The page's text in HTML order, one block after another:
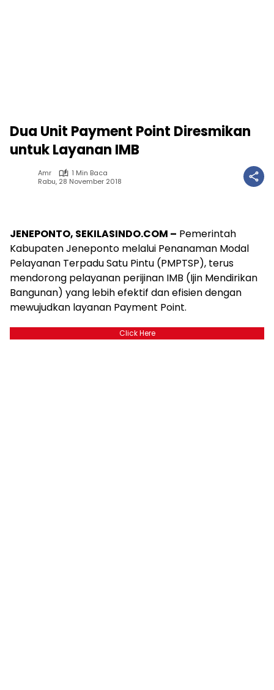
Dua Unit Payment Point Diresmikan
untuk Layanan IMB
Amr
1 Min Baca
Rabu, 28 November 2018
JENEPONTO, SEKILASINDO.COM – Pemerintah
Kabupaten Jeneponto melalui Penanaman Modal
Pelayanan Terpadu Satu Pintu (PMPTSP), terus
mendorong pelayanan perijinan IMB (Ijin Mendirikan
Bangunan) yang lebih efektif dan efisien dengan
mewujudkan layanan Payment Point.
Click Here